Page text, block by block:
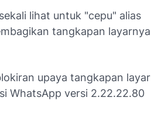
lihat untuk "cepu" alias
tangkapan layarnya
upaya tangkapan layar
WhatsApp versi 2.22.22.80